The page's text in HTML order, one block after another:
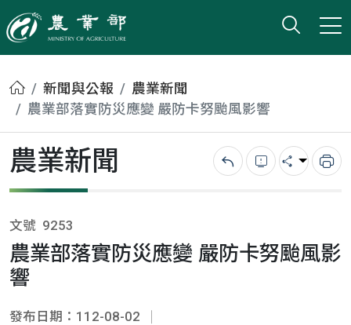
農業部
打開
小版
首頁新聞與公報
農業新聞
農業部落實防災應變 嚴防卡努颱風影響
農業新聞 回上一頁錯誤回報
分享 列
文號 9253
農業部落實防災應變 嚴防卡努颱風影
響
發布日期：112-08-02